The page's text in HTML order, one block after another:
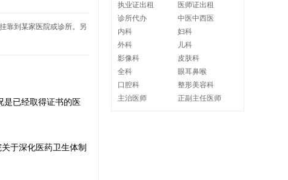
靠到某家医院或诊所。另
是已经取得证书的医
于深化医药卫生体制
执业证出租
医师证出租
诊所代办
中医中西医
内科
妇科
外科
儿科
影像科
皮肤科
全科
眼耳鼻喉
口腔科
整形美容科
主治医师
正副主任医师